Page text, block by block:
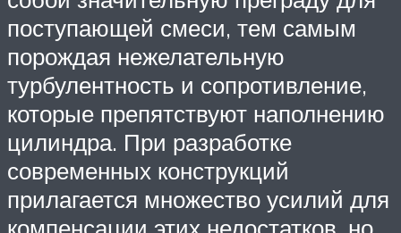
поступающей смеси, тем самым
порождая нежелательную
турбулентность и сопротивление,
которые препятствуют наполнению
цилиндра. При разработке
современных конструкций
прилагается множество усилий для